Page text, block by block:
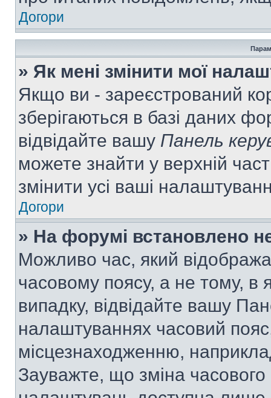
Догори
» Як мені змінити мої
Якщо ви - зареєстрований
зберігаються в базі даних
відвідайте вашу Панель
можете знайти у верхній
змінити усі ваші
Догори
» На форумі встановлено
Можливо час, який
часовому поясу, а не тому, в
випадку, відвідайте вашу
налаштуваннях часовий
місцезнаходженню,
Зауважте, що зміна часового